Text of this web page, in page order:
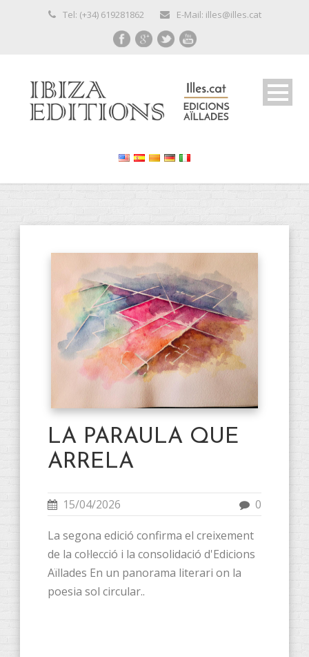
Tel: (+34) 619281862 E-Mail: illes@illes.cat
LA PARAULA QUE
ARRELA
15/04/2026 0
La segona edició confirma el creixement
de la col·lecció i la consolidació d'Edicions
Aïllades En un panorama literari on la
poesia sol circular..